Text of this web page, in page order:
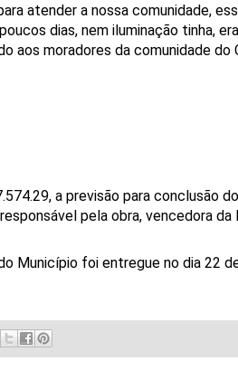
atender a nossa comunidade,
dias, nem iluminação tinha,
aos moradores da comunidade do
a previsão para conclusão
pela obra, vencedora da
Município foi entregue no dia 22